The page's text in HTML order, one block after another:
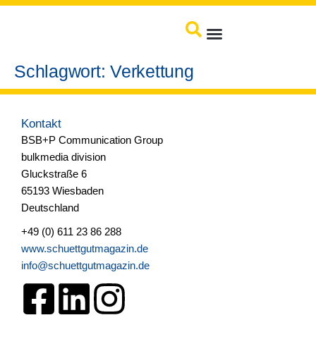
Schlagwort:Verkettung
Kontakt
BSB+P Communication Group
bulkmedia division
Gluckstraße 6
65193 Wiesbaden
Deutschland
+49 (0) 611 23 86 288
www.schuettgutmagazin.de
info@schuettgutmagazin.de